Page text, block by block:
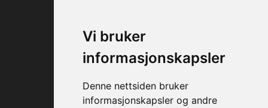
Vi bruker
informasjonskapsler
Denne nettsiden bruker
informasjonskapsler og andre